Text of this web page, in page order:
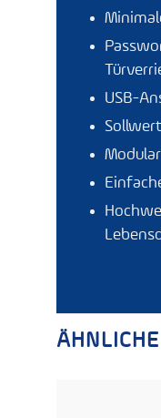
USB-